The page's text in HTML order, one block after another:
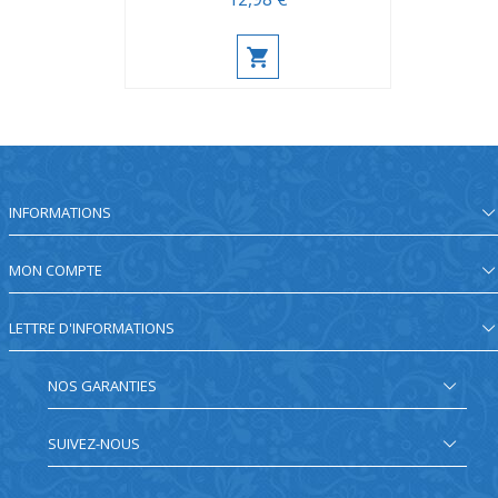
INFORMATIONS
MON COMPTE
LETTRE D'INFORMATIONS
NOS GARANTIES
SUIVEZ-NOUS